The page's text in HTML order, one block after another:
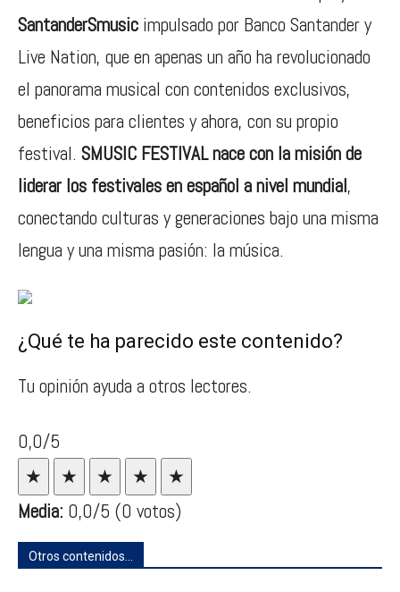
SantanderSmusic impulsado por Banco Santander y
Live Nation, que en apenas un año ha revolucionado
el panorama musical con contenidos exclusivos,
beneficios para clientes y ahora, con su propio
festival. SMUSIC FESTIVAL nace con la misión de
liderar los festivales en español a nivel mundial,
conectando culturas y generaciones bajo una misma
lengua y una misma pasión: la música.
¿Qué te ha parecido este contenido?
Tu opinión ayuda a otros lectores.
0,0/5
★
★ ★ ★
★
Media: 0,0/5 (0 votos)
Otros contenidos...